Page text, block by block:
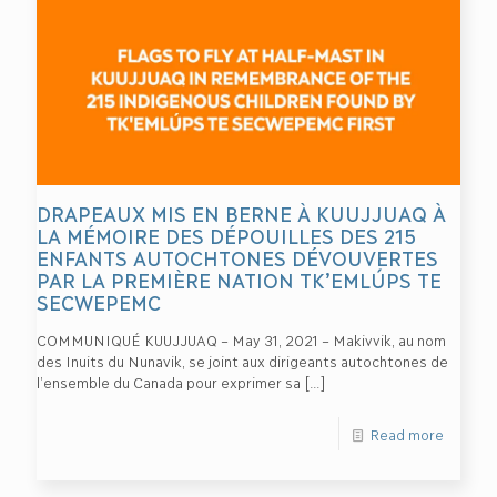
DRAPEAUX MIS EN BERNE À KUUJJUAQ À
LA MÉMOIRE DES DÉPOUILLES DES 215
ENFANTS AUTOCHTONES DÉVOUVERTES
PAR LA PREMIÈRE NATION TK’EMLÚPS TE
SECWEPEMC
COMMUNIQUÉ KUUJJUAQ – May 31, 2021 – Makivvik, au nom
des Inuits du Nunavik, se joint aux dirigeants autochtones de
l’ensemble du Canada pour exprimer sa […]
Read more